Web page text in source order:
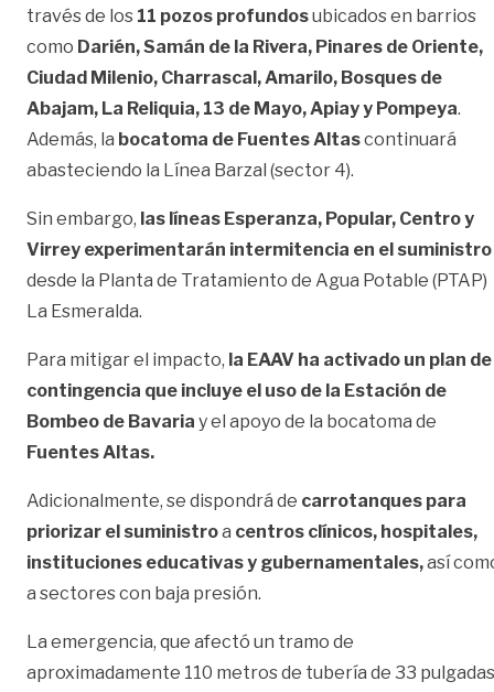
través de los 11 pozos profundosubicados en barrios
como Darién, Samán de la Rivera, Pinares de Oriente,
Ciudad Milenio, Charrascal, Amarilo, Bosques de
Abajam, La Reliquia, 13 de Mayo, Apiay y Pompeya.
Además, la bocatoma de Fuentes Altascontinuará
abasteciendo la Línea Barzal (sector 4).
Sin embargo, las líneas Esperanza, Popular, Centro y
Virrey experimentarán intermitencia en el suministro
desde la Planta de Tratamiento de Agua Potable (PTAP)
La Esmeralda.
Para mitigar el impacto, la EAAV ha activado un plan de
contingencia que incluye el uso de la Estación de
Bombeo de Bavaria y el apoyo de la bocatoma de
Fuentes Altas.
Adicionalmente, se dispondrá de carrotanques para
priorizar el suministroa centros clínicos, hospitales,
instituciones educativas y gubernamentales,así
a sectores con baja presión.
La emergencia, que afectó un tramo de
aproximadamente 110 metros de tubería de 33